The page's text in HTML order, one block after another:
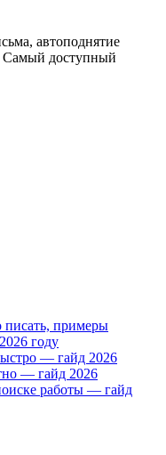
автоподнятие
Самый доступный
писать, примеры
году
— гайд 2026
— гайд 2026
работы — гайд